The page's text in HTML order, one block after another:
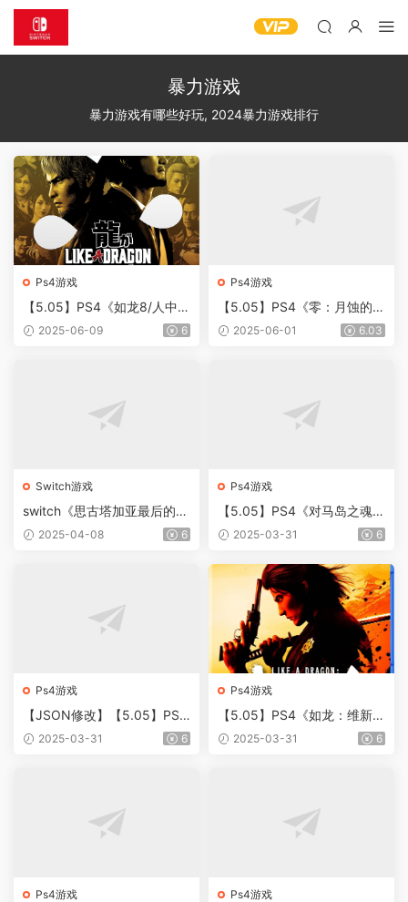
暴力游戏
暴力游戏有哪些好玩, 2024暴力游戏排行
Ps4游戏
【5.05】PS4《如龙8/人中之
龙8》CUSA32132[5.05]日
2025-06-09 6
Ps4游戏
【5.05】PS4《零：月蚀的假
面/ 零：月蚀的假面重制版/
2025-06-01 6.03
Switch游戏
switch《思古塔加亚最后的英
雄(The Last Hero)》[NSZ]美
2025-04-08 6
Ps4游戏
【5.05】PS4《对马岛之魂导
演剪辑版》CUSA16972[5.0
丁整合+降级补丁+1DLC+JS
ON金手指】
2025-03-31 6
Ps4游戏
【JSON修改】【5.05】PS4
《如龙：维新极/人中之龙 维
2025-03-31 6
Ps4游戏
【5.05】PS4《如龙：维新
极/人中之龙 维新！极》CUS
2025-03-31 6
Ps4游戏 Ps4游戏